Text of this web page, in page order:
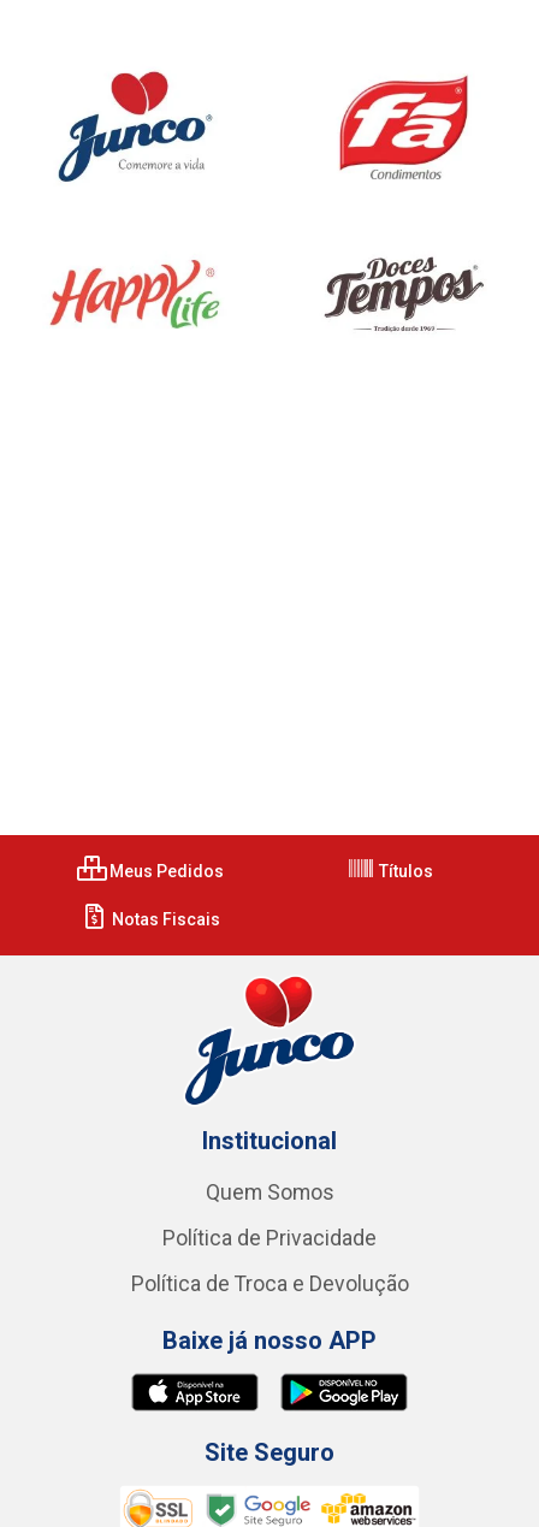
Meus Pedidos Títulos
Notas Fiscais
Institucional
Quem Somos
Política de Privacidade
Política de Troca e Devolução
Baixe já nosso APP
Site Seguro